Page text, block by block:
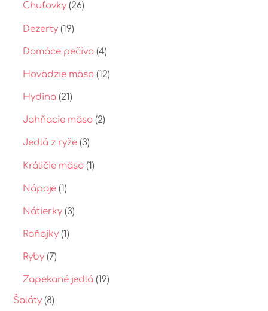
Chuťovky(26)
Dezerty(19)
Domáce pečivo(4)
Hovädzie mäso(12)
Hydina(21)
Jahňacie mäso(2)
Jedlá z ryže(3)
Králičie mäso(1)
Nápoje(1)
Nátierky(3)
Raňajky(1)
Ryby(7)
Zapekané jedlá(19)
Šaláty (8)